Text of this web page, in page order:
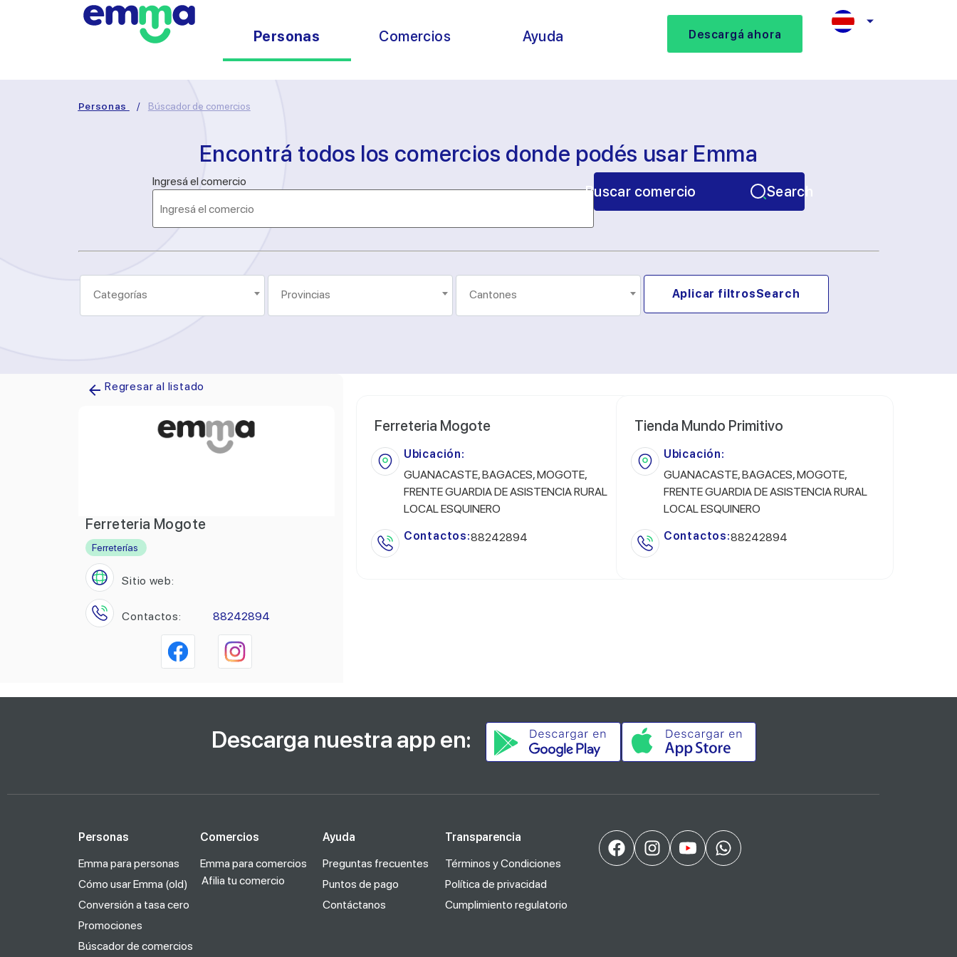
Personas Comercios Ayuda Descargá ahora
Personas / Búscador de comercios
Encontrá todos los comercios donde podés usar Emma
Ingresá el comercio
Buscar comercio Search
Aplicar filtrosSearch
Regresar al listado
Ferreteria Mogote
Ferreterías
Sitio web:
Contactos: 88242894
Ferreteria Mogote
Ubicación:
GUANACASTE, BAGACES, MOGOTE,
FRENTE GUARDIA DE ASISTENCIA RURAL
LOCAL ESQUINERO
Contactos:88242894
Tienda Mundo Primitivo
Ubicación:
GUANACASTE, BAGACES, MOGOTE,
FRENTE GUARDIA DE ASISTENCIA RURAL
LOCAL ESQUINERO
Contactos:88242894
Descarga nuestra app en:
Personas
Emma para personas
Cómo usar Emma (old)
Conversión a tasa cero
Promociones
Búscador de comercios
Comercios
Emma para comercios
Afilia tu comercio
Ayuda
Preguntas frecuentes
Puntos de pago
Contáctanos
Transparencia
Términos y Condiciones
Política de privacidad
Cumplimiento regulatorio